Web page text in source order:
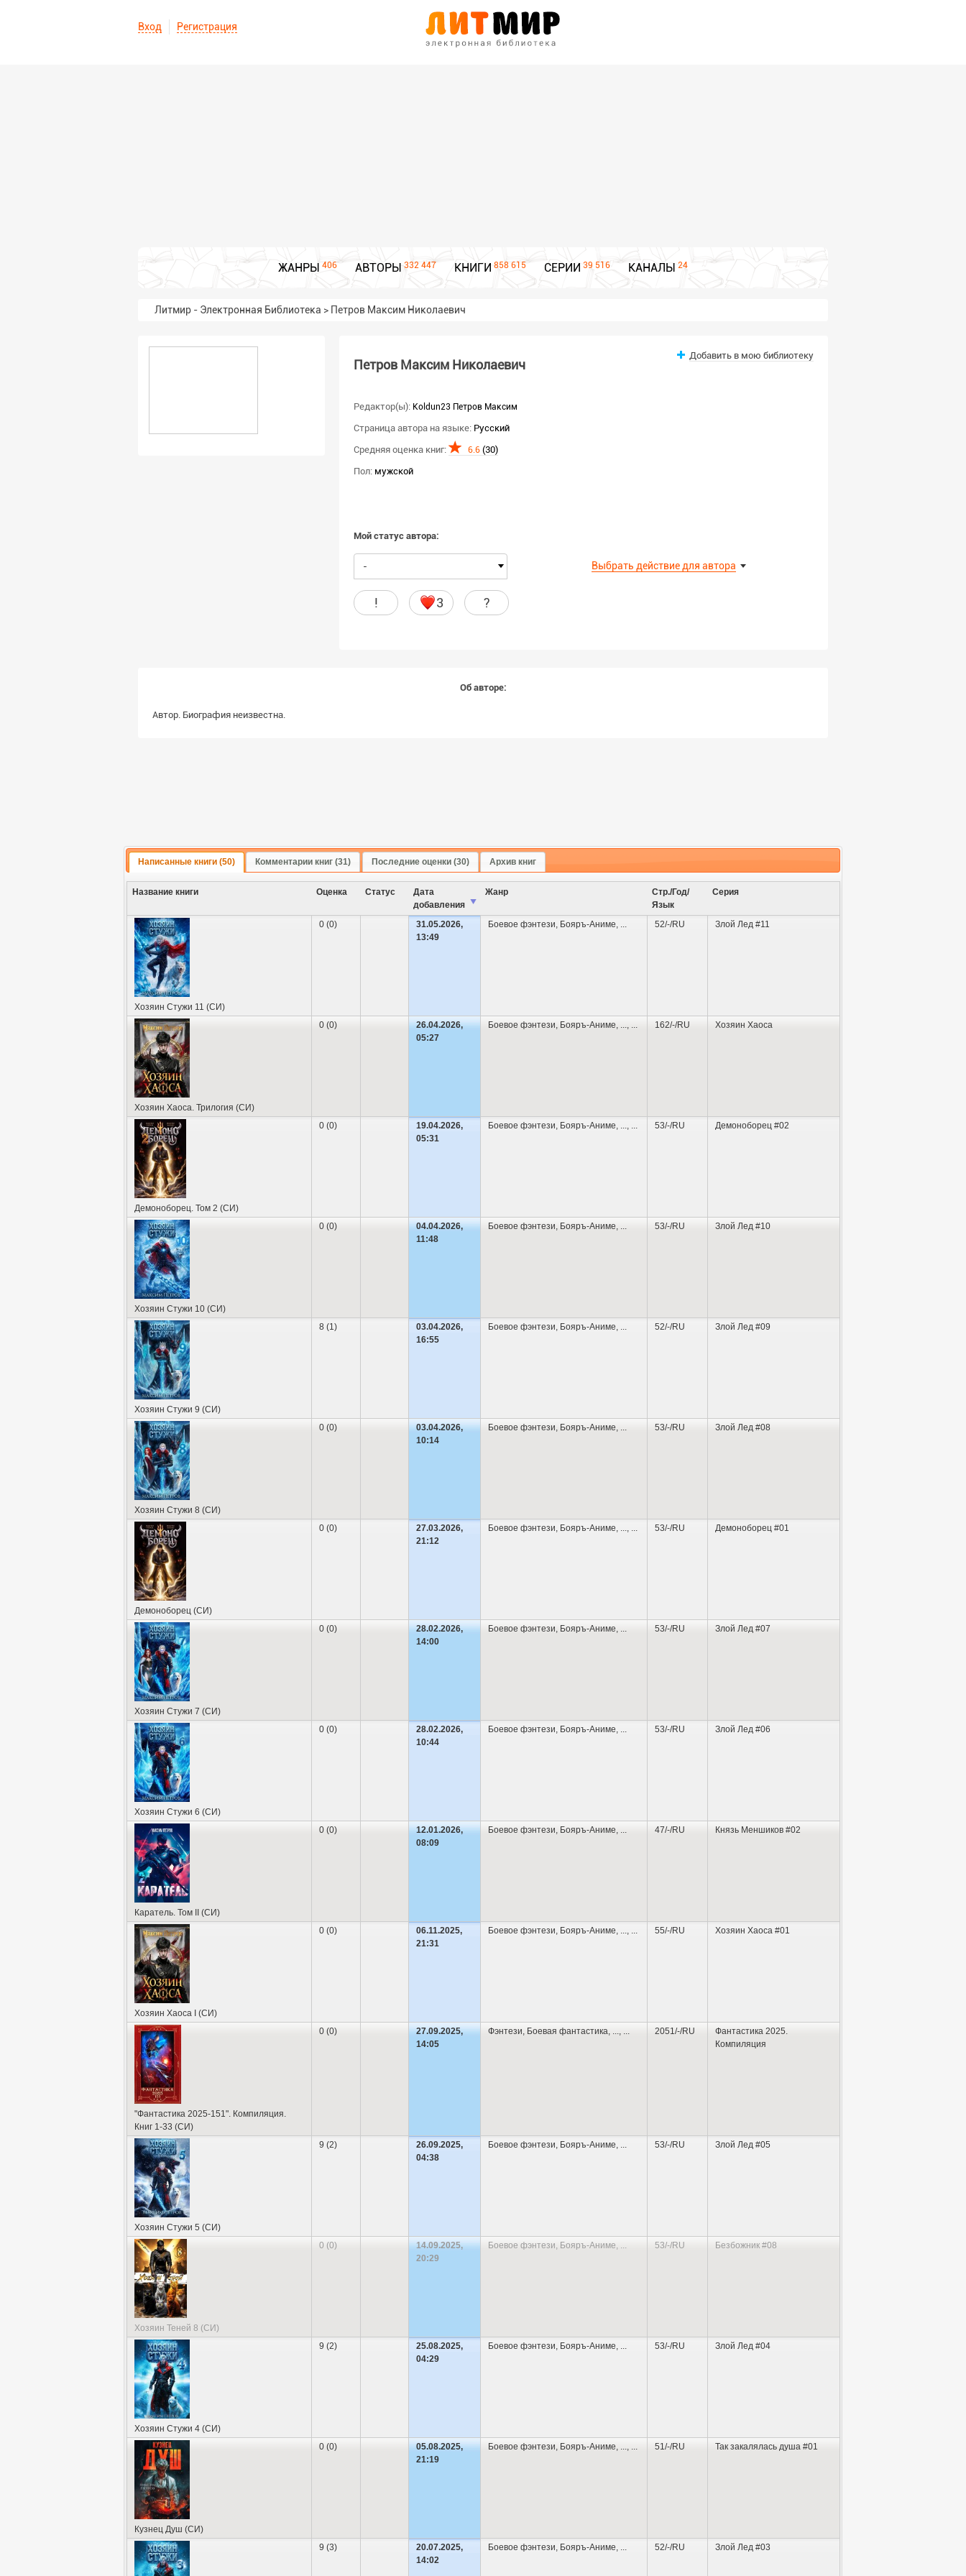
Вход Регистрация
ЖАНРЫ 406 АВТОРЫ 332 447 КНИГИ 858 615 СЕРИИ 39 516 КАНАЛЫ 24
Литмир - Электронная Библиотека > Петров Максим Николаевич
Петров Максим Николаевич
Добавить в мою библиотеку
Редактор(ы): Koldun23 Петров Максим
Страница автора на языке: Русский
Средняя оценка книг:
6.6 (30)
Пол: мужской
Мой статус автора:
- Выбрать действие для автора
! 3 ?
Об авторе:
Автор. Биография неизвестна.
Написанные книги (50) Комментарии книг (31) Последние оценки (30) Архив книг
Название книги Оценка Cтатус
Дата
добавления
Жанр
Стр./Год/
Язык
Серия
Хозяин Стужи 11 (СИ)
0 (0)
31.05.2026,
13:49
Боевое фэнтези Бояръ-Аниме 52/-/RU Злой Лед #11
Хозяин Хаоса. Трилогия (СИ)
0 (0)
26.04.2026,
05:27
Боевое фэнтези Бояръ-Аниме, 162/-/RU Хозяин Хаоса
Демоноборец. Том 2 (СИ)
0 (0)
19.04.2026,
05:31
Боевое фэнтези Бояръ-Аниме 53/-/RU Демоноборец #02
Хозяин Стужи 10 (СИ)
0 (0)
04.04.2026,
11:48
Боевое фэнтези Бояръ-Аниме, 53/-/RU Злой Лед #10
Хозяин Стужи 9 (СИ)
8 (1)
03.04.2026,
16:55
Боевое фэнтези Бояръ-Аниме 52/-/RU Злой Лед #09
Хозяин Стужи 8 (СИ)
0 (0)
03.04.2026,
10:14
Боевое фэнтези Бояръ-Аниме, 53/-/RU Злой Лед #08
Демоноборец (СИ)
0 (0)
27.03.2026,
21:12
Боевое фэнтези Бояръ-Аниме 53/-/RU Демоноборец #01
Хозяин Стужи 7 (СИ)
0 (0)
28.02.2026,
14:00
Боевое фэнтези Бояръ-Аниме, 53/-/RU Злой Лед #07
Хозяин Стужи 6 (СИ)
0 (0)
28.02.2026,
10:44
Боевое фэнтези Бояръ-Аниме 53/-/RU Злой Лед #06
Каратель. Том II (СИ)
0 (0)
12.01.2026,
08:09
Боевое фэнтези Бояръ-Аниме, 47/-/RU Князь Меншиков #02
Хозяин Хаоса I (СИ)
0 (0)
06.11.2025,
21:31
Боевое фэнтези Бояръ-Аниме 55/-/RU Хозяин Хаоса #01
"Фантастика 2025-151". Компиляция.
Книг 1-33 (СИ)
0 (0)
27.09.2025,
14:05
Фэнтези Боевая фантастика 2051/-/RU
Фантастика 2025.
Компиляция
Хозяин Стужи 5 (СИ)
9 (2)
26.09.2025,
04:38
Боевое фэнтези Бояръ-Аниме 53/-/RU Злой Лед #05
Хозяин Теней 8 (СИ)
0 (0)
14.09.2025,
20:29
Боевое фэнтези Бояръ-Аниме 53/-/RU Безбожник #08
Хозяин Стужи 4 (СИ)
9 (2)
25.08.2025,
04:29
Боевое фэнтези Бояръ-Аниме 53/-/RU Злой Лед #04
Кузнец Душ (СИ)
0 (0)
05.08.2025,
21:19
Боевое фэнтези Бояръ-Аниме, 51/-/RU Так закалялась душа #01
9 (3)
20.07.2025,
14:02
Боевое фэнтези Бояръ-Аниме 52/-/RU Злой Лед #03